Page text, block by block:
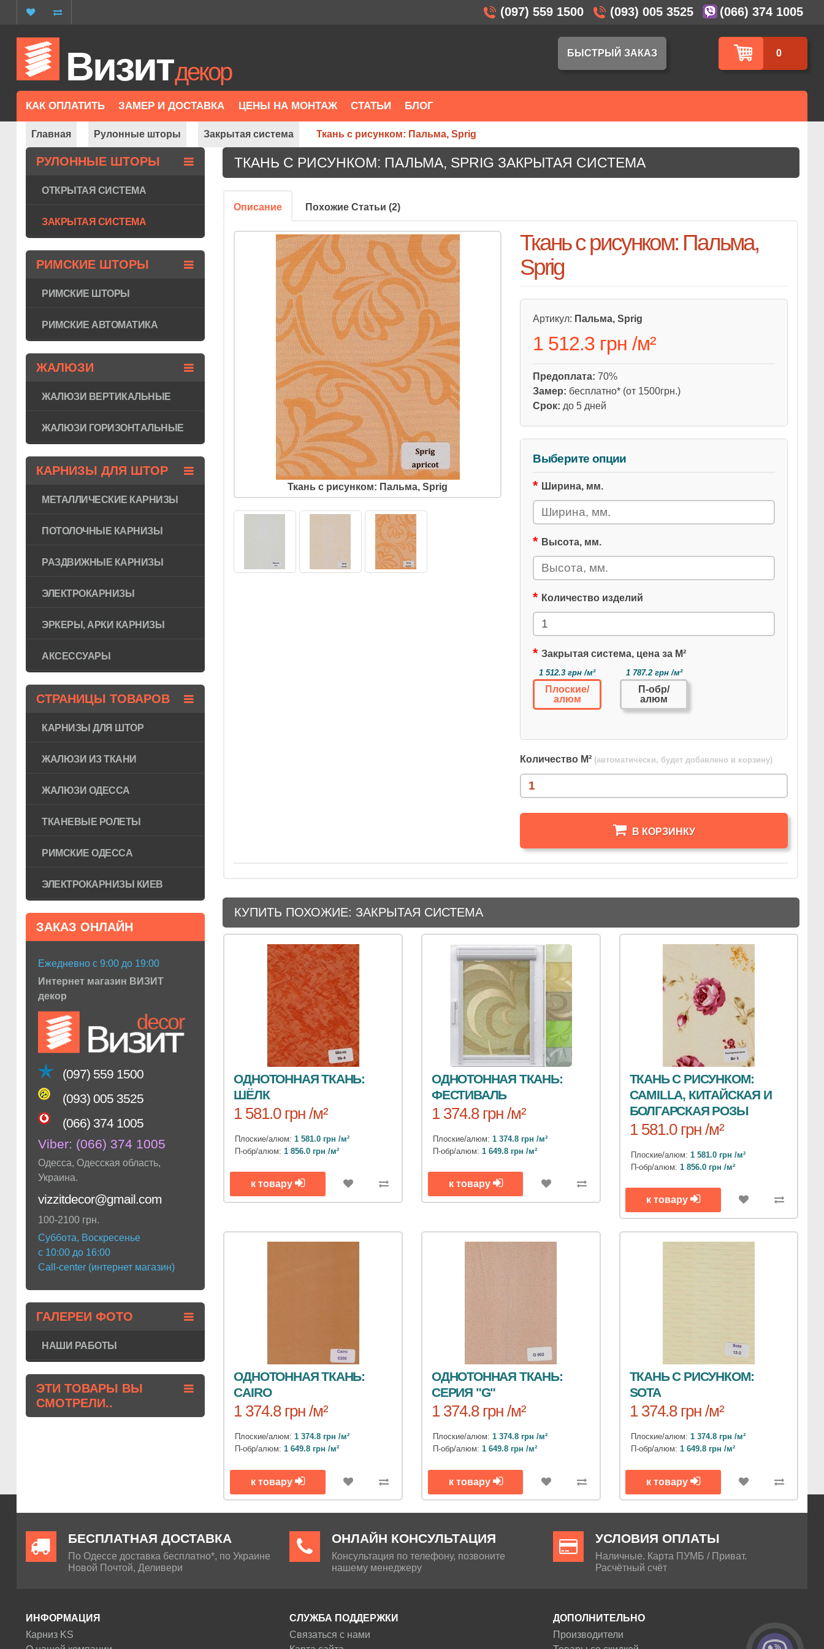
ТКАНЬ С РИСУНКОМ: ПАЛЬМА, SPRIG ЗАКРЫТАЯ СИСТЕМА
Описание Похожие Статьи (2)
Ткань с рисунком: Пальма, Sprig
Ткань с рисунком: Пальма,
Sprig
Артикул: Пальма, Sprig
1 512.3 грн/м²
Предоплата: 70%
Замер: бесплатно* (от 1500грн.)
Срок: до 5 дней
Выберите опции
Ширина, мм.
Высота, мм.
Количество изделий
Закрытая система, цена за М²
1 512.3 грн /м²
Плоские/
алюм
1 787.2 грн /м²
П-обр/
алюм
Количество М² (автоматически, будет добавлено в корзину)
В КОРЗИНКУ
КУПИТЬ ПОХОЖИЕ: ЗАКРЫТАЯ СИСТЕМА
ОДНОТОННАЯ ТКАНЬ:
ШЁЛК
1 581.0 грн /м²
Плоские/алюм:1 581.0 грн /м²
П-обр/алюм:1 856.0 грн /м²
к товару
ОДНОТОННАЯ ТКАНЬ:
ФЕСТИВАЛЬ
1 374.8 грн /м²
Плоские/алюм: 1 374.8 грн /м²
П-обр/алюм: 1 649.8 грн /м²
к товару
ТКАНЬ С РИСУНКОМ:
CAMILLA, КИТАЙСКАЯ И
БОЛГАРСКАЯ РОЗЫ
1 581.0 грн /м²
Плоские/алюм: 1 581.0 грн /м²
П-обр/алюм: 1 856.0 грн /м²
к товару
ОДНОТОННАЯ ТКАНЬ:
CAIRO
1 374.8 грн /м²
Плоские/алюм:1 374.8 грн /м²
П-обр/алюм:1 649.8 грн /м²
к товару
ОДНОТОННАЯ ТКАНЬ:
СЕРИЯ "G"
1 374.8 грн /м²
Плоские/алюм: 1 374.8 грн /м²
П-обр/алюм: 1 649.8 грн /м²
к товару
ТКАНЬ С РИСУНКОМ:
SOTA
1 374.8 грн /м²
Плоские/алюм: 1 374.8 грн /м²
П-обр/алюм: 1 649.8 грн /м²
к товару
РУЛОННЫЕ ШТОРЫ
ОТКРЫТАЯ СИСТЕМА
ЗАКРЫТАЯ СИСТЕМА
РИМСКИЕ ШТОРЫ
РИМСКИЕ ШТОРЫ
РИМСКИЕ АВТОМАТИКА
ЖАЛЮЗИ
ЖАЛЮЗИ ВЕРТИКАЛЬНЫЕ
ЖАЛЮЗИ ГОРИЗОНТAЛЬНЫЕ
КАРНИЗЫ ДЛЯ ШТОР
МЕТАЛЛИЧЕСКИЕ КАРНИЗЫ
ПОТОЛОЧНЫЕ КАРНИЗЫ
РАЗДВИЖНЫЕ КАРНИЗЫ
ЭЛЕКТРОКАРНИЗЫ
ЭРКЕРЫ, АРКИ КАРНИЗЫ
АКСЕССУАРЫ
СТРАНИЦЫ ТОВАРОВ
КАРНИЗЫ ДЛЯ ШТОР
ЖАЛЮЗИ ИЗ ТКАНИ
ЖАЛЮЗИ ОДЕССА
ТКАНЕВЫЕ РОЛЕТЫ
РИМСКИЕ ОДЕССА
ЭЛЕКТРОКАРНИЗЫ КИЕВ
ЗАКАЗ ОНЛАЙН
Ежедневно с 9:00 до 19:00
Интернет магазин ВИЗИТ
декор
(097) 559 1500
(093) 005 3525
(066) 374 1005
Viber: (066) 374 1005
Одесса, Одесская область,
Украина.
vizzitdecor@gmail.com
100-2100 грн.
Суббота, Воскресенье
с 10:00 до 16:00
Call-center (интернет магазин)
ГАЛЕРЕИ ФОТО
НАШИ РАБОТЫ
ЭТИ ТОВАРЫ ВЫ
СМОТРЕЛИ..
Главная Рулонные шторы Закрытая система Ткань с рисунком: Пальма, Sprig
БЕСПЛАТНАЯ ДОСТАВКА
По Одессе доставка бесплатно*, по Украине
Новой Почтой, Деливери
ОНЛАЙН КОНСУЛЬТАЦИЯ
Консультация по телефону, позвоните
нашему менеджеру
УСЛОВИЯ ОПЛАТЫ
Наличные. Карта ПУМБ / Приват.
Расчётный счёт
ИНФОРМАЦИЯ
Карниз KS
СЛУЖБА ПОДДЕРЖКИ
Связаться с нами
ДОПОЛНИТЕЛЬНО
Производители
(097) 559 1500 (093) 005 3525 (066) 374 1005
Визитдекор
БЫСТРЫЙ ЗАКАЗ 0
КАК ОПЛАТИТЬ ЗАМЕР И ДОСТАВКА ЦЕНЫ НА МОНТАЖ СТАТЬИ БЛОГ